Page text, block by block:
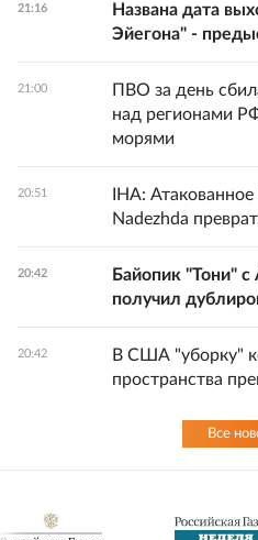
21:16
Названа дата
Эйегона" -
21:00
ПВО за день
над регионами
морями
20:51
IHA:
Nadezhda
20:42
Байопик "Тони"
получил
20:42
В США "уборку"
пространства
Все